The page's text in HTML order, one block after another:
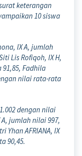
keterangan
10 siswa
IX A, jumlah
Lis Rofiqoh, IX H,
Fadhila
nilai rata-rata
dengan nilai
jumlah nilai 997,
Yhan AFRIANA, IX
90,45.